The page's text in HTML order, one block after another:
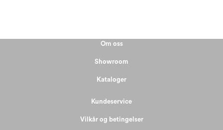
Om oss
Showroom
Kataloger
Kundeservice
Vilkår og betingelser